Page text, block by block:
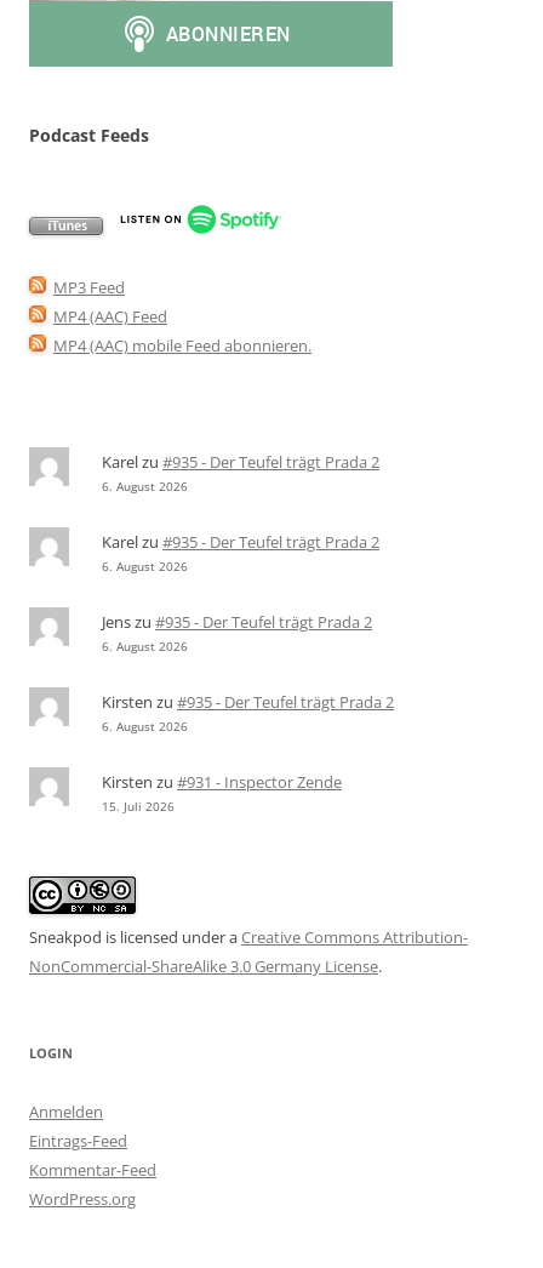
Podcast Feeds
MP3 Feed
MP4 (AAC) Feed
MP4 (AAC) mobile Feed abonnieren.
Karelzu #935 - Der Teufel trägt Prada 2
6. August 2026
Karelzu #935 - Der Teufel trägt Prada 2
6. August 2026
Jenszu #935 - Der Teufel trägt Prada 2
6. August 2026
Kirsten zu #935 - Der Teufel trägt Prada 2
6. August 2026
Kirsten zu #931 - Inspector Zende
15. Juli 2026
Sneakpod is licensed under aCreative Commons Attribution-
NonCommercial-ShareAlike 3.0 Germany License.
LOGIN
Anmelden
Eintrags-Feed
Kommentar-Feed
WordPress.org